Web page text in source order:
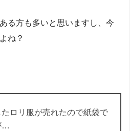
る方も多いと思いますし、今
ね？
ロリ服が売れたので紙袋で
…